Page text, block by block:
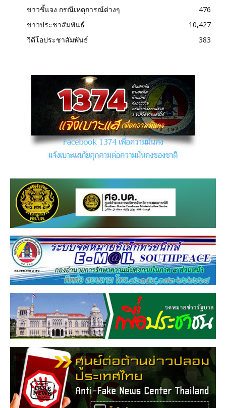
ข่าวชี้แจง กรณีเหตุการณ์ต่างๆ
476
ข่าวประชาสัมพันธ์
10,427
วิดีโอประชาสัมพันธ์
383